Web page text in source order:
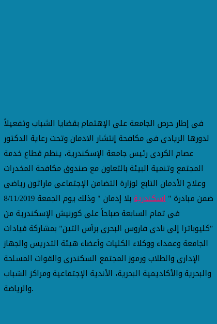
فى إطار حرص الجامعة على الإهتمام بقضايا الشباب وتفعيلاً
لدورها الريادى فى مكافحة إنتشار الادمان وتحت رعاية الدكتور
عصام الكردى رئيس جامعة الإسكندرية، ينظم قطاع خدمة
المجتمع وتنمية البيئة بالتعاون مع صندوق مكافحة المخدرات
وعلاج الأدمان التابع لوزارة التضامن الإجتماعى ماراثون رياضى
ضمن مبادرة "اسكندرية
بلا إدمان " وذلك يوم الجمعة 8/11/2019
فى تمام السابعة صباحاً على كورنيش الإسكندرية من
"كليوباترا إلى نادى فاروس البحرى برأس التين" بمشاركة قيادات
الجامعة وعمداء ووكلاء الكليات وأعضاء هيئة التدريس والجهاز
الإدارى والطلاب ورموز المجتمع السكندرى والقوات المسلحة
والبحرية والأكاديمية البحرية، الأندية الإجتماعية ومراكز الشباب
والرياضة.